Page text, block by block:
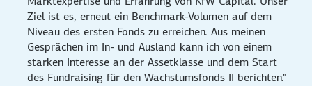
Ziel ist es, erneut ein Benchmark-Volumen auf dem
Niveau des ersten Fonds zu erreichen. Aus meinen
Gesprächen im In- und Ausland kann ich von einem
starken Interesse an der Assetklasse und dem Start
des Fundraising für den Wachstumsfonds II berichten."